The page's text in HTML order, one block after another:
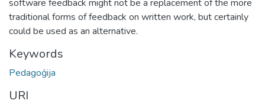
software feedback might not be a replacement of the more
traditional forms of feedback on written work, but certainly
could be used as an alternative.
Keywords
Pedagoģija
URI